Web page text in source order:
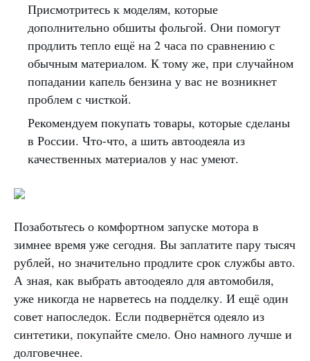
Присмотритесь к моделям, которые
дополнительно обшиты фольгой. Они помогут
продлить тепло ещё на 2 часа по сравнению с
обычным материалом. К тому же, при случайном
попадании капель бензина у вас не возникнет
проблем с чисткой.
Рекомендуем покупать товары, которые сделаны
в России. Что-что, а шить автоодеяла из
качественных материалов у нас умеют.
Позаботьтесь о комфортном запуске мотора в
зимнее время уже сегодня. Вы заплатите пару тысяч
рублей, но значительно продлите срок службы авто.
А зная, как выбрать автоодеяло для автомобиля,
уже никогда не нарветесь на подделку. И ещё один
совет напоследок. Если подвернётся одеяло из
синтетики, покупайте смело. Оно намного лучше и
долговечнее.